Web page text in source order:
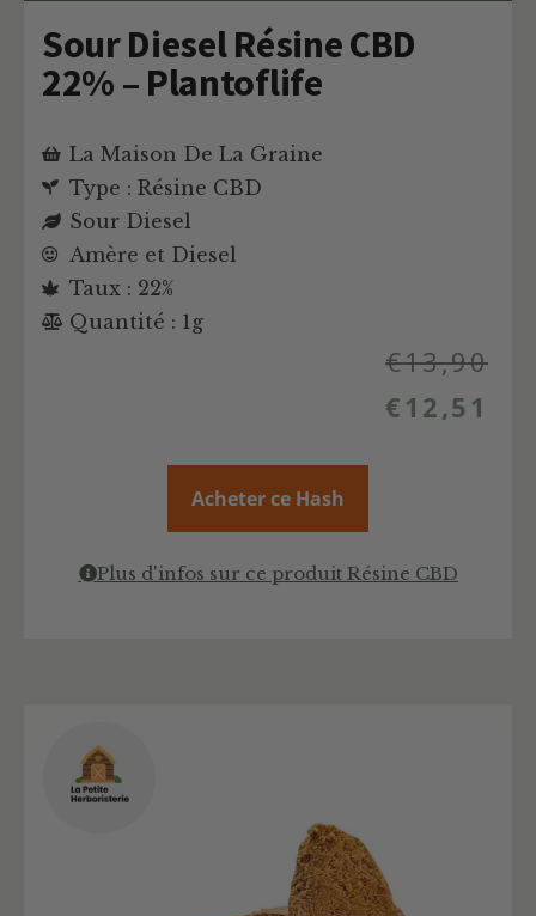
Sour Diesel Résine CBD
22% – Plantoflife
La Maison De La Graine
Type : Résine CBD
Sour Diesel
Amère et Diesel
Taux : 22%
Quantité : 1g
€13,90
€ 12,51
Acheter ce Hash
Plus d'infos sur ce produit Résine CBD